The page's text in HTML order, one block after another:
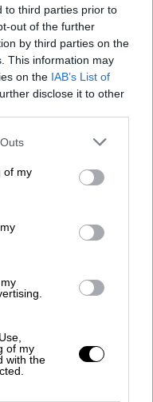
to third parties prior to
out of the further
by third parties on the
This information may
on the IAB’s List of
disclose it to other
one or more Google
You may click to
its third-party tags to
in below Google
of my
of my
with the
status/15
μετά από 14
εμφανίσεων,
στη συνέχεια
της Covid-
2015
έκανε
την μπαγκέτα.
από διάφορα
χρόνια,
στο
προκάλεσε
του.